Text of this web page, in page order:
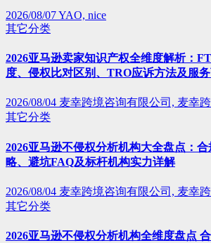
2026/08/07YAO, nice
其它分类
2026亚马逊卖家知识产权全维度解析：
度、侵权比对区别、TRO应诉方法及服
2026/08/04 麦幸跨境咨询有限公司, 麦幸
其它分类
2026亚马逊不侵权分析机构大全盘点：
略、避坑FAQ及标杆机构实力详解
2026/08/04 麦幸跨境咨询有限公司, 麦幸
其它分类
2026亚马逊不侵权分析机构全维度盘点